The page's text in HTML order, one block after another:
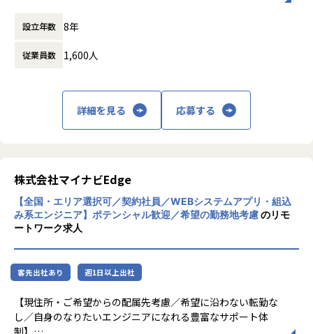
スタートアップのような開発スピードと自由度を持つ部門で
フルスタックエンジニアとしての成長に繋がります！
本ポジションの所属部署は研究開発部門として、先端技術の
立ち上げ当初は30名規模でしたが、現在は倍以上まで成長し
世の中の技術トレンドをリサーチし、生成AIやブロックチェ
が連携しながらプロジェクトを進めています。
【参考記事URL】
https://findy-code.io/pick-up/interviews/whi-engineer2
まずはプレーヤーとして業務していただきます。
その後適正やご希望に応じてマネジメントについていただく
場合がございます。
【具体的には】
が生まれ、活況を呈しています。1996年に誕
と社員の知恵により成長を続け、様々な社会
の活用により「COMPANY」を進化させるこ
とで、お客様から信頼される企業となり、HR
テック業界を牽引するリーディングカンパニ
設立年数 8年
従業員数 1,600人
詳細を見る 応募する
株式会社マイナビEdge
【全国・エリア選択可／契約社員／WEBシステムアプリ・組込
み系エンジニア】ポテンシャル歓迎／希望の勤務地考慮のリモ
ートワーク求人
客先出社あり 週1日以上出社
【現住所・ご希望からの配属先考慮／希望に沿わない転勤な
し／自身のなりたいエンジニアになれる豊富なサポート体
制】